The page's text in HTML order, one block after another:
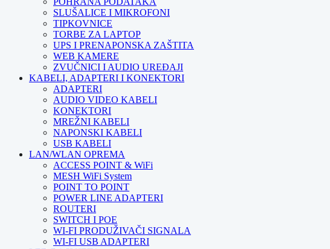
SLUŠALICE I MIKROFONI
TIPKOVNICE
TORBE ZA LAPTOP
UPS I PRENAPONSKA ZAŠTITA
WEB KAMERE
ZVUČNICI I AUDIO UREĐAJI
KABELI, ADAPTERI I KONEKTORI
ADAPTERI
AUDIO VIDEO KABELI
KONEKTORI
MREŽNI KABELI
NAPONSKI KABELI
USB KABELI
LAN/WLAN OPREMA
ACCESS POINT & WiFi
MESH WiFi System
POINT TO POINT
POWER LINE ADAPTERI
ROUTERI
SWITCH I POE
WI-FI PRODUŽIVAČI SIGNALA
WI-FI USB ADAPTERI